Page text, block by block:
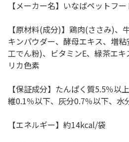
【メーカー名】いなばペットフ
【原材料(成分)】鶏肉(ささみ)、
キンパウダー、酵母エキス、増
工でん粉)、ビタミンE、緑茶エ
リカ色素
【保証成分】たんぱく質5.5％以
維0.1％以下、灰分0.7％以下、水
【エネルギー】約14kcal/袋